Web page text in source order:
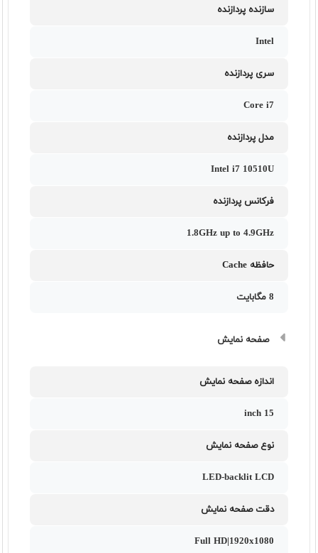
سازنده پردازنده
Intel
سری پردازنده
Core i7
مدل پردازنده
Intel i7 10510U
فرکانس پردازنده
1.8GHz up to 4.9GHz
حافظه Cache
8 مگابایت
صفحه نمایش
اندازه صفحه نمایش
15 inch
نوع صفحه نمایش
LED-backlit LCD
دقت صفحه نمایش
Full HD|1920x1080